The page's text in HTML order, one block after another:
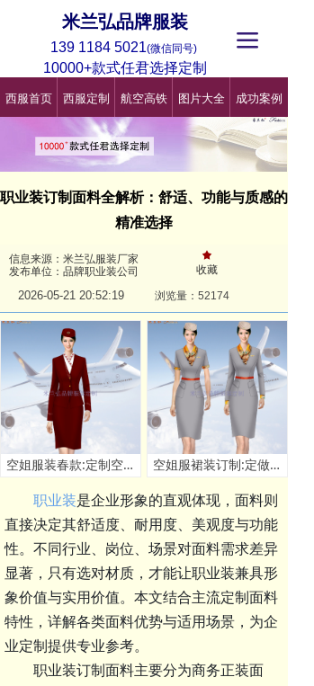
米兰弘品牌服装
西服首页 西服定制 航空高铁 图片大全 成功案例
끀
139 1184 5021(微信同号)
10000+款式任君选择定制
职业装订制面料全解析：舒适、功能与质感的
精准选择
2026-05-21 20:52:19 浏览量：52174
끄
收藏
信息来源：米兰弘服装厂家
发布单位：品牌职业装公司
职业装是企业形象的直观体现，面料则
直接决定其舒适度、耐用度、美观度与功能
性。不同行业、岗位、场景对面料需求差异
显著，只有选对材质，才能让职业装兼具形
象价值与实用价值。本文结合主流定制面料
特性，详解各类面料优势与适用场景，为企
业定制提供专业参考。
职业装订制面料主要分为商务正装面
空姐服装春款:定制空姐春秋季套装款式 - 米兰弘服装厂家 空姐服裙装订制:定做空姐服连衣裙套装价格 - 米兰弘厂家